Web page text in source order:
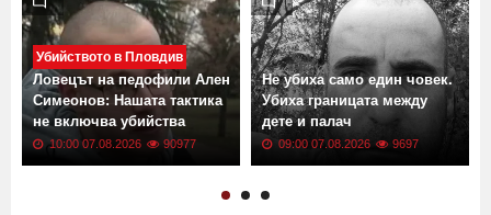
Убийството в Пловдив
Ловецът на педофили Ален
Симеонов: Нашата тактика
не включва убийства
10:00 07.08.2026 90977
Не убиха само един човек.
Убиха границата между
дете и палач
09:00 07.08.2026 9697